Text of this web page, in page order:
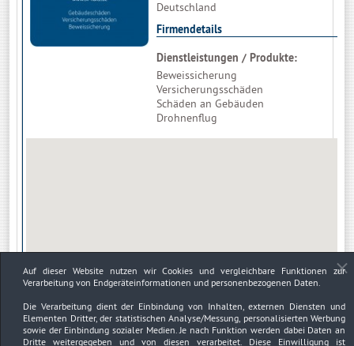
Deutschland
Firmendetails
Dienstleistungen / Produkte:
Beweissicherung
Versicherungsschäden
Schäden an Gebäuden
Drohnenflug
Auf dieser Website nutzen wir Cookies und vergleichbare Funktionen zur
Verarbeitung von Endgeräteinformationen und personenbezogenen Daten.
Die Verarbeitung dient der Einbindung von Inhalten, externen Diensten und
Elementen Dritter, der statistischen Analyse/Messung, personalisierten Werbung
sowie der Einbindung sozialer Medien. Je nach Funktion werden dabei Daten an
Dritte weitergegeben und von diesen verarbeitet. Diese Einwilligung ist